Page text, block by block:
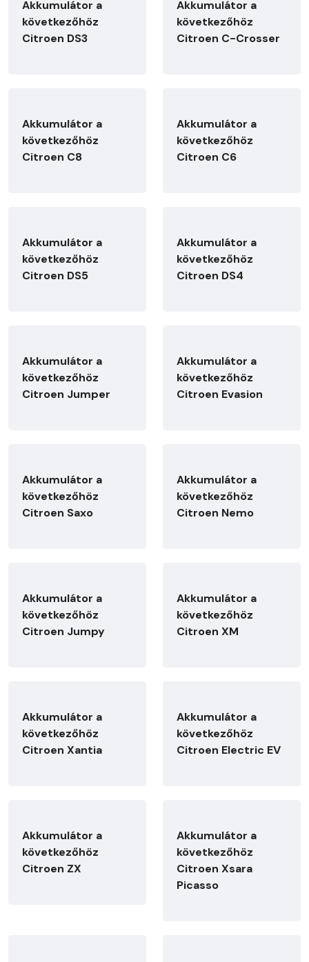
Akkumulátor a
következőhöz
Citroen DS3
Akkumulátor a
következőhöz
Citroen C-Crosser
Akkumulátor a
következőhöz
Citroen C8
Akkumulátor a
következőhöz
Citroen C6
Akkumulátor a
következőhöz
Citroen DS5
Akkumulátor a
következőhöz
Citroen DS4
Akkumulátor a
következőhöz
Citroen Jumper
Akkumulátor a
következőhöz
Citroen Evasion
Akkumulátor a
következőhöz
Citroen Saxo
Akkumulátor a
következőhöz
Citroen Nemo
Akkumulátor a
következőhöz
Citroen Jumpy
Akkumulátor a
következőhöz
Citroen XM
Akkumulátor a
következőhöz
Citroen Xantia
Akkumulátor a
következőhöz
Citroen Electric EV
Akkumulátor a
következőhöz
Citroen ZX
Akkumulátor a
következőhöz
Citroen Xsara
Picasso